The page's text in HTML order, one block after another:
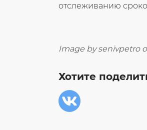
отслеживанию
Image by senivpetro
Хотите